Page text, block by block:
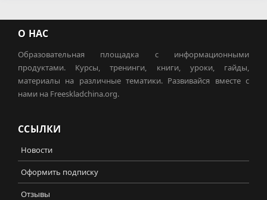
О НАС
Образовательная площадка с информационными
продуктами. Курсы, тренинги, книги, уроки, гайды,
материалы на различные тематики. Развивайся вместе с
нами на Freeskladchina.org.
ССЫЛКИ
Новости
Оформить подписку
Отзывы